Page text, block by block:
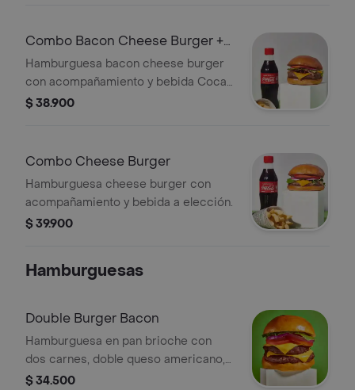
Combo Bacon Cheese Burger +
Coca Cola
Hamburguesa bacon cheese burger
con acompañamiento y bebida Coca
Cola a elección.
$ 38.900
Combo Cheese Burger
Hamburguesa cheese burger con
acompañamiento y bebida a elección.
$ 39.900
Hamburguesas
Double Burger Bacon
Hamburguesa en pan brioche con
dos carnes, doble queso americano,
tocineta, cebolla morada, tomate,
$ 34.500